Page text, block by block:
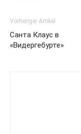
Vorheriger Artikel
Санта Клаус в
«Видергебурте»